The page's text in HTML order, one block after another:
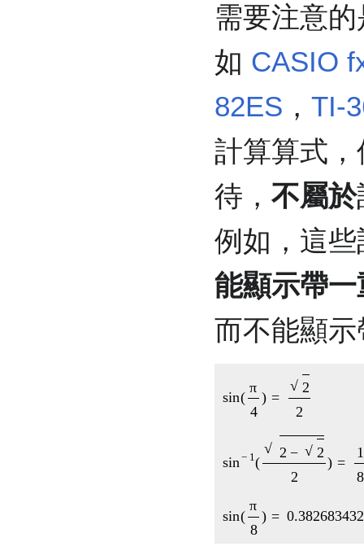
需要注意
如 CASIO
82ES ， TI-
計算算式
待， 不屬於
例如，這
能顯示帶
而不能顯
sin( )
2 =
sin( π 8)=